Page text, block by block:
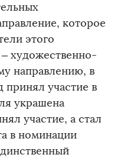
которое
этого
художественно-
направлению, в
участие в
украшена
участие, а стал
в номинации